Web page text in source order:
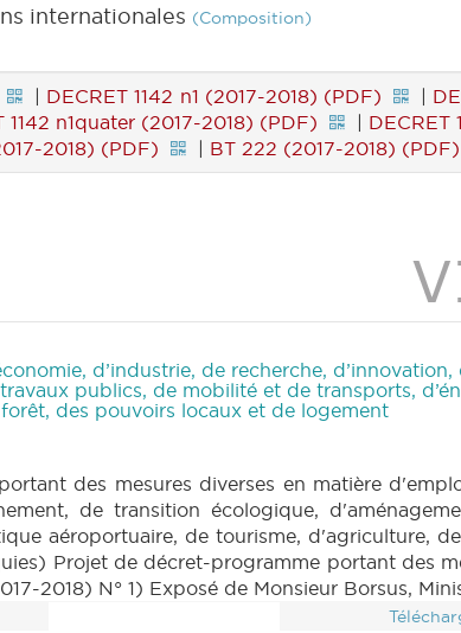
internationales (Composition)
| DECRET 1142 n1 (2017-2018) (PDF) |
1142 n1quater (2017-2018) (PDF) | DECRET
2018) (PDF) | BT 222 (2017-2018) (PDF)
d’industrie, de recherche,
publics, de mobilité et de transports,
des pouvoirs locaux et de logement
des mesures diverses en matière
de transition écologique,
aéroportuaire, de tourisme, d'agriculture,
Projet de décret-programme portant des
2018) N° 1) Exposé de Monsieur Borsus,